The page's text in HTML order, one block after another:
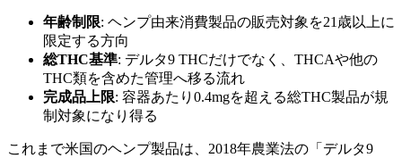
年齢制限: ヘンプ由来消費製品の販売対象を21歳以上に
限定する方向
総THC基準: デルタ9 THCだけでなく、THCAや他の
THC類を含めた管理へ移る流れ
完成品上限: 容器あたり0.4mgを超える総THC製品が規
制対象になり得る
これまで米国のヘンプ製品は、2018年農業法の「デルタ9